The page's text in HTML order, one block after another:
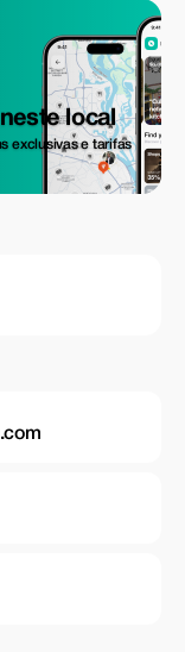
local
exclusivas e tarifas